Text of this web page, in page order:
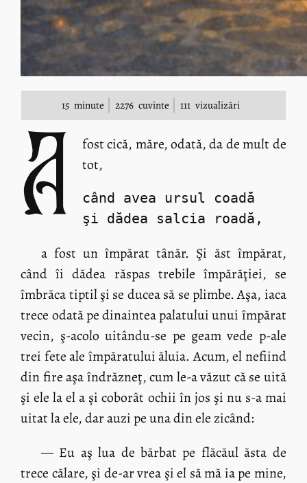
15 minute 2276 cuvinte 111 vizualizări
A
fost cică, măre, odată, da de mult de
tot,
când avea ursul coadă
şi dădea salcia roadă,
a fost un împărat tânăr. Şi ăst împărat,
când îi dădea răspas trebile împărăţiei, se
îmbrăca tiptil şi se ducea să se plimbe. Aşa, iaca
trece odată pe dinaintea palatului unui împărat
vecin, ş-acolo uitându-se pe geam vede p-ale
trei fete ale împăratului ăluia. Acum, el nefiind
din fire aşa îndrăzneţ, cum le-a văzut că se uită
şi ele la el a şi coborât ochii în jos şi nu s-a mai
uitat la ele, dar auzi pe una din ele zicând:
— Eu aş lua de bărbat pe flăcăul ăsta de
trece călare, şi de-ar vrea şi el să mă ia pe mine,